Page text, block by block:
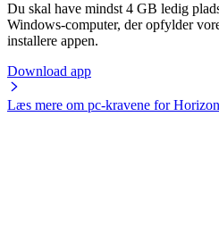
Du skal have mindst 4 GB ledig
Windows-computer, der opfylder
installere appen.
Download app
Læs mere om pc-kravene for